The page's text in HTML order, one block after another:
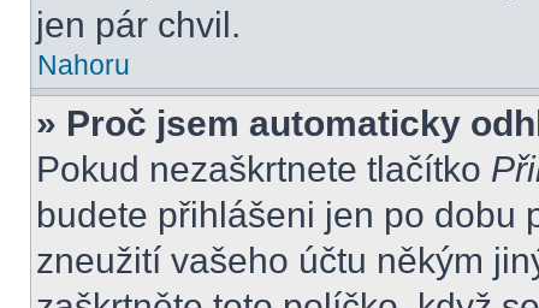
jen pár chvil.
Nahoru
» Proč jsem automaticky
Pokud nezaškrtnete tlačítko
budete přihlášeni jen po dobu
zneužití vašeho účtu někým